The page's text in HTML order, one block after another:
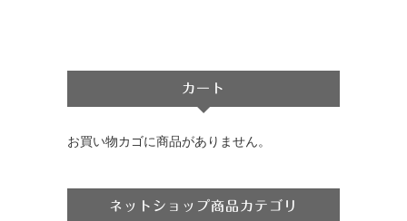
カート
お買い物カゴに商品がありません。
ネットショップ商品カテゴリ